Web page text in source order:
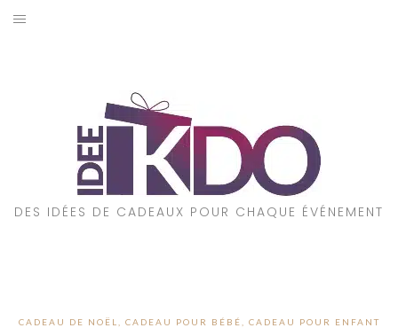
Aller
DES IDÉES DE CADEAUX POUR CHAQUE ÉVÉNEMENT
CADEAU DE NOËL CADEAU POUR BÉBÉ CADEAU POUR ENFANT
CADEAUX PAR STYLE
POUR QUI EST CE CADEAU ?
A PROPOS